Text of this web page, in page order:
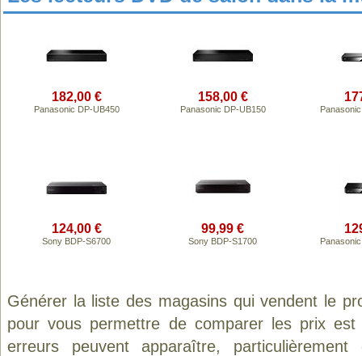
182,00 €
Panasonic DP-UB450
158,00 €
Panasonic DP-UB150
124,00 €
Sony BDP-S6700
99,99 €
Sony BDP-S1700
Générer la liste des magasins qui vendent le
pour vous permettre de comparer les prix
erreurs peuvent apparaître,